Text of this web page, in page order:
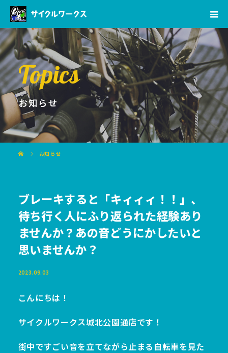
Topics
お知らせ
お知らせ
ブレーキすると「キィィィ！！」、
待ち行く人にふり返られた経験あり
ませんか？あの音どうにかしたいと
思いませんか？
2023.09.03
こんにちは！
サイクルワークス城北公園通店です！
街中ですごい音を立てながら止まる自転車を見た